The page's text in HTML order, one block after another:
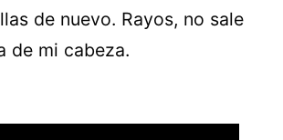
de nuevo. Rayos, no sale
de mi cabeza.